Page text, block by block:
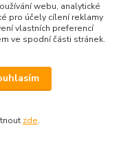
rychle.cz
webu, analytické
pro účely cílení reklamy
vlastních preferencí
ve spodní části stránek.
zde.